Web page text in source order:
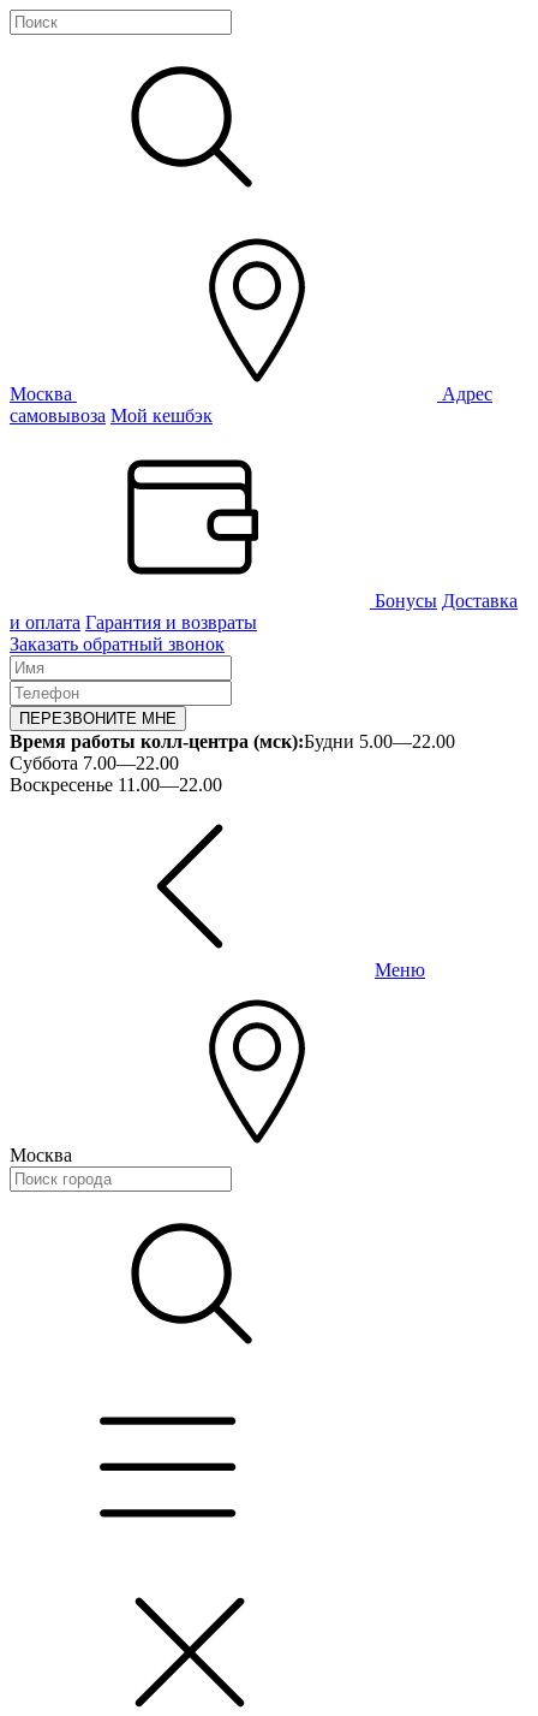
Москва
Адрес
самовывоза Мой кешбэк
Бонусы Доставка
и оплата Гарантия и возвраты
Заказать обратный звонок
ПЕРЕЗВОНИТЕ МНЕ
Время работы колл-центра (мск):Будни 5.00—22.00
Суббота 7.00—22.00
Воскресенье 11.00—22.00
Меню
Москва